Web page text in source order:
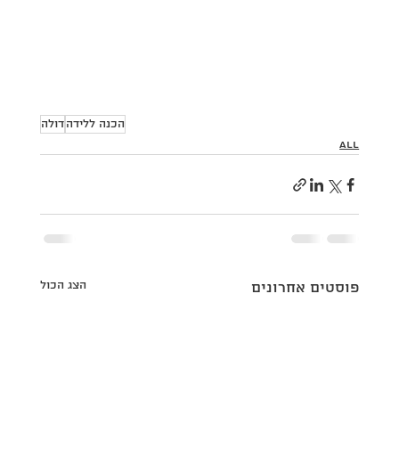
הכנה ללידהדולה
all
פוסטים אחרונים הצג הכול